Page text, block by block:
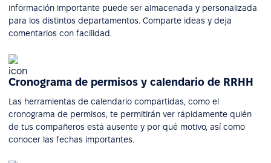
información importante puede ser almacenada y personalizada
para los distintos departamentos. Comparte ideas y deja
comentarios con facilidad.
Cronograma de permisos y calendario de RRHH
Las herramientas de calendario compartidas, como el
cronograma de permisos, te permitirán ver rápidamente quién
de tus compañeros está ausente y por qué motivo, así como
conocer las fechas importantes.